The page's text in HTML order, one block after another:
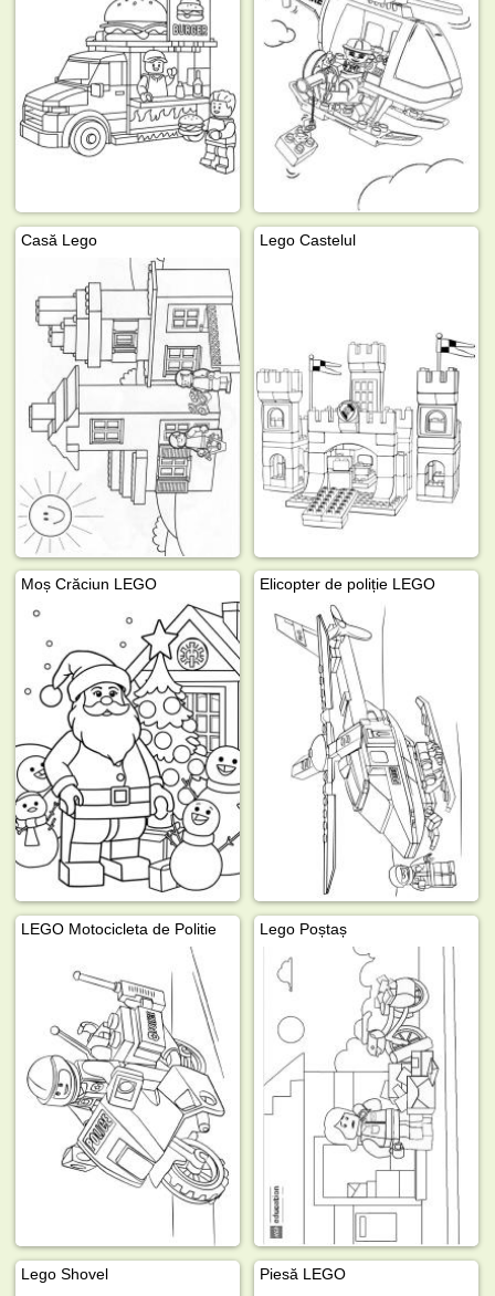
Casă Lego Lego Castelul
Moș Crăciun LEGO Elicopter de poliție LEGO
LEGO Motocicleta de Politie Lego Poștaș
Lego Shovel Piesă LEGO